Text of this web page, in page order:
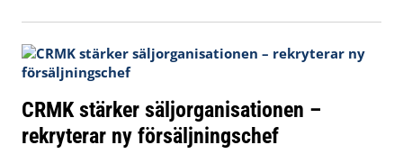
CRMK stärker säljorganisationen –
rekryterar ny försäljningschef